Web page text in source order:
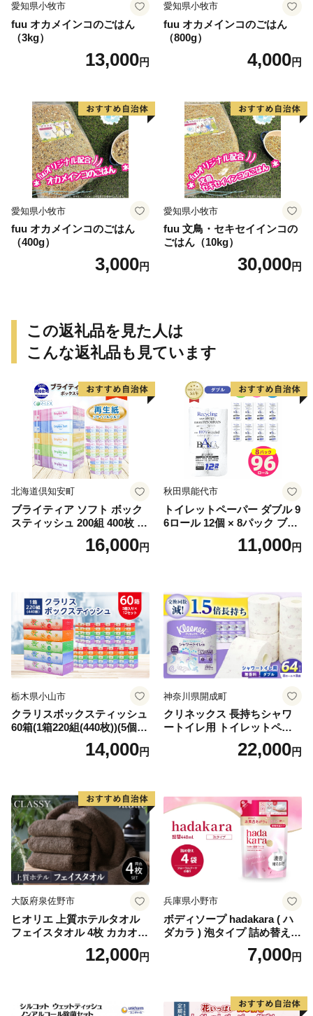
愛知県小牧市
fuu オカメインコのごはん
（3kg）
13,000円
愛知県小牧市
fuu オカメインコのごはん
（800g）
4,000円
愛知県小牧市
fuu オカメインコのごはん
（400g）
3,000円
愛知県小牧市
fuu 文鳥・セキセイインコの
ごはん（10kg）
30,000円
この返礼品を見た人は
こんな返礼品も見ています
北海道倶知安町
ブライティア ソフト ボック
スティッシュ 200組 400枚 60
箱 日本製 まとめ買い ティッ
シュ リサイクル 長持 防災 常
倶知安町 日用品
16,000円
秋田県能代市
トイレットペーパー ダブル 9
6ロール 12個 × 8パック ブラ
ンカ 再生紙 100％ 芯あり 日
用品 消耗品 無香料 生活用品
11,000円
栃木県小山市
クラリスボックスティッシュ
60箱(1箱220組(440枚))(5個入
り×12セット)【1256759】
14,000円
神奈川県開成町
クリネックス 長持ちシャワ
ートイレ用 トイレットペー
パー（ダブル）64ロール(8ロ
ール×8パック) 開成町 トイレ
蓄 防災 エコ 消耗品 生活雑貨
生活用品 無香料 トイレット
ペーパー ダブル といれっと
ぺーぱー トイレ クレシア ト
イレットペーパー [BDBH002
-1]
22,000円
大阪府泉佐野市
ヒオリエ 上質ホテルタオル
フェイスタオル 4枚 カカオ
【タオル 泉州タオル 吸水 普
段使い 無地 シンプル 日用品
12,000円
兵庫県小野市
ボディソープ hadakara ( ハ
ダカラ ) 泡タイプ 詰め替え 4
40ml×4袋 ボディーソープ 泡
ボディソープ 泡 日用品 消耗
泡石鹸 石鹸 兵庫 兵庫県 小野
7,000円